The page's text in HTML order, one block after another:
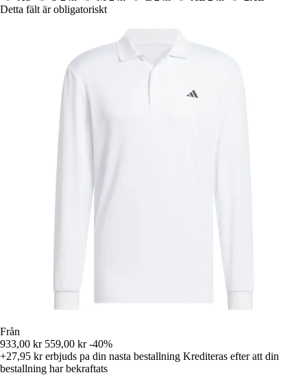
Detta fält är obligatoriskt
Från
933,00 kr 559,00 kr -40%
+27,95 krerbjuds pa din nasta bestallning Krediteras efter att din
bestallning har bekraftats